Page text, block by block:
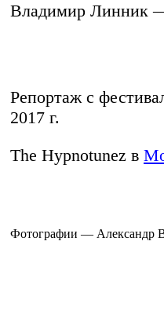
Владимир Линник
Репортаж с
2017 г.
The Hypnotunez в
Фотографии — Александр